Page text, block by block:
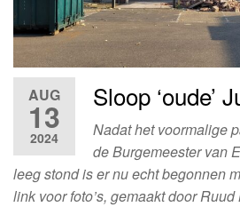
AUG
13
2024
Sloop ‘oude’
Nadat het voormalige
de Burgemeester van
leeg stond is er nu echt begonnen
link voor foto’s, gemaakt door